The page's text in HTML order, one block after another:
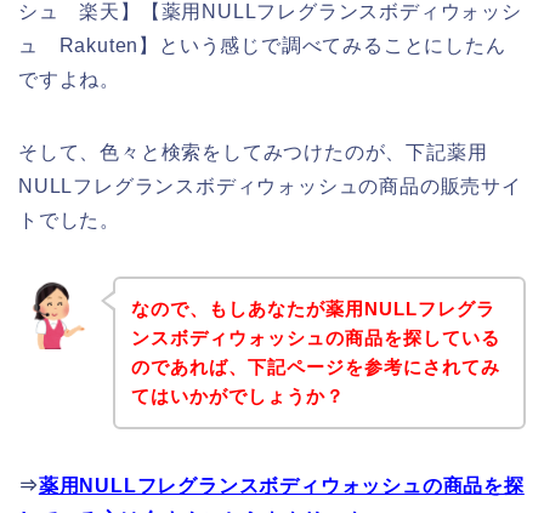
シュ 楽天】【薬用NULLフレグランスボディウォッシ
ュ Rakuten】という感じで調べてみることにしたん
ですよね。
そして、色々と検索をしてみつけたのが、下記薬用
NULLフレグランスボディウォッシュの商品の販売サイ
トでした。
なので、もしあなたが薬用NULLフレグラ
ンスボディウォッシュの商品を探している
のであれば、下記ページを参考にされてみ
てはいかがでしょうか？
⇒薬用NULLフレグランスボディウォッシュの商品を探